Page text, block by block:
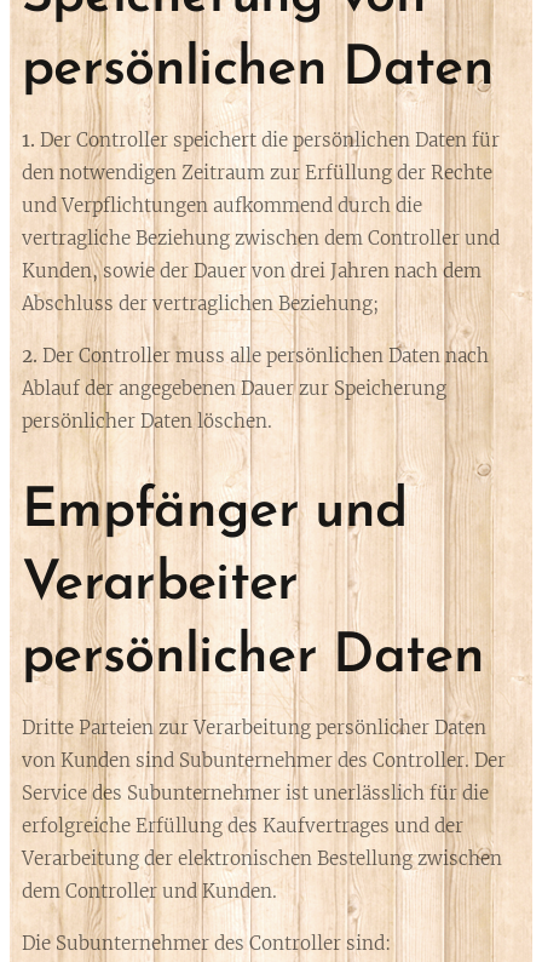
persönlichen Daten
1. Der Controller speichert die persönlichen Daten für
den notwendigen Zeitraum zur Erfüllung der Rechte
und Verpflichtungen aufkommend durch die
vertragliche Beziehung zwischen dem Controller und
Kunden, sowie der Dauer von drei Jahren nach dem
Abschluss der vertraglichen Beziehung;
2. Der Controller muss alle persönlichen Daten nach
Ablauf der angegebenen Dauer zur Speicherung
persönlicher Daten löschen.
Empfänger und
Verarbeiter
persönlicher Daten
Dritte Parteien zur Verarbeitung persönlicher Daten
von Kunden sind Subunternehmer des Controller. Der
Service des Subunternehmer ist unerlässlich für die
erfolgreiche Erfüllung des Kaufvertrages und der
Verarbeitung der elektronischen Bestellung zwischen
dem Controller und Kunden.
Die Subunternehmer des Controller sind: